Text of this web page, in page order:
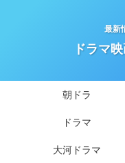
最新
ドラマ
朝ドラ
ドラマ
大河ドラマ